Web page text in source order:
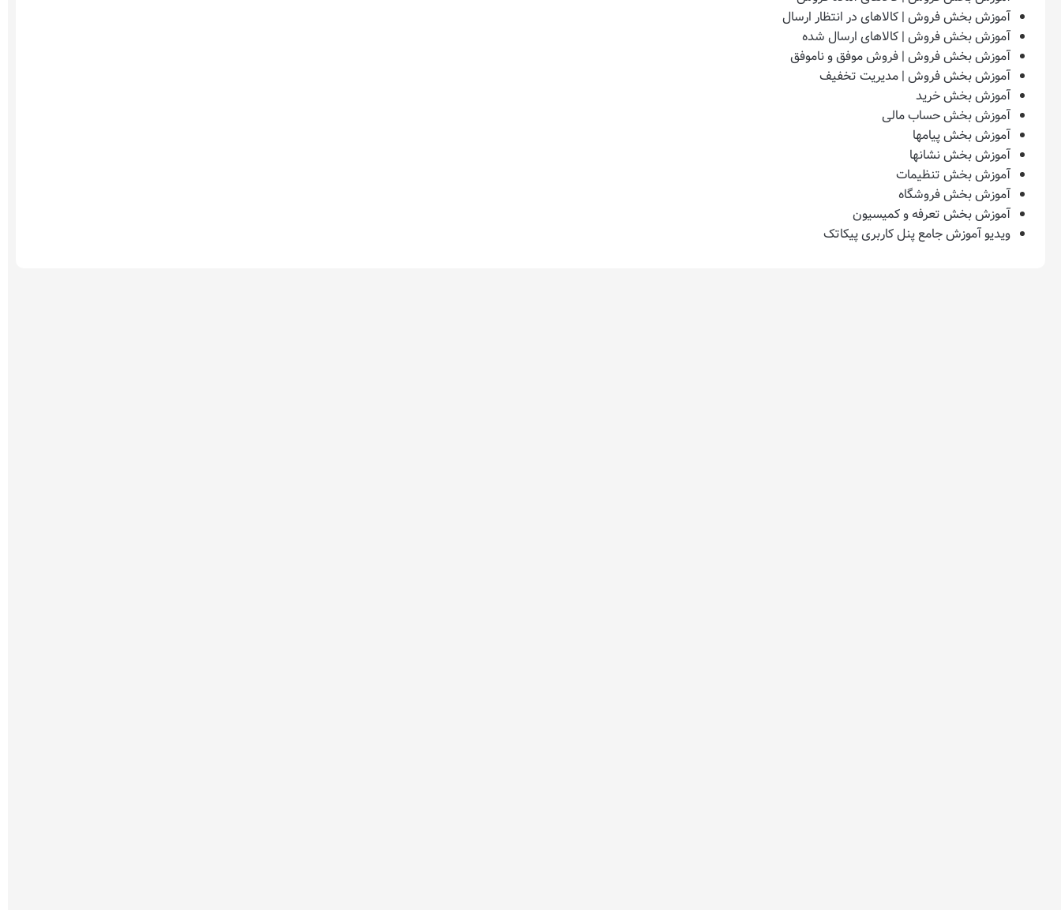
آموزش بخش فروش | کالاهای در انتظار ارسال
آموزش بخش فروش | کالاهای ارسال شده
آموزش بخش فروش | فروش موفق و ناموفق
آموزش بخش فروش | مدیریت تخفیف
آموزش بخش خرید
آموزش بخش حساب مالی
آموزش بخش پیامها
آموزش بخش نشانها
آموزش بخش تنظیمات
آموزش بخش فروشگاه
آموزش بخش تعرفه و کمیسیون
ویدیو آموزش جامع پنل کاربری پیکاتک